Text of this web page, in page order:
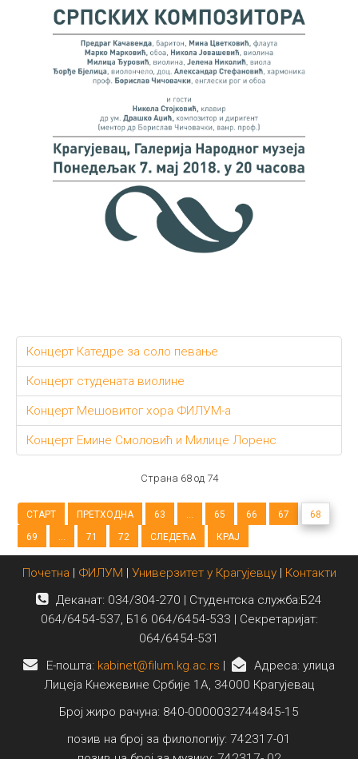
Концерт Катедре за соло певање
Концерт студената виолине
Концерт Мешовитог хора ФИЛУМ-а
Концерт Емине Смоловић и Милице Лоренс
Страна 68 од 74
СТАРТ ПРЕТХОДНА 63 ... 65 66 67
68
69
... 71 72 СЛЕДЕЋА КРАЈ
Почетна | ФИЛУМ | Универзитет у Крагујевцу| Контакти
Деканат: 034/304-270 | Студентска служба:Б24
064/6454-537, Б16 064/6454-533 | Секретаријат:
064/6454-531
E-пошта: kabinet@filum.kg.ac.rs |
Адреса: улица
Лицеја Кнежевине Србије 1А, 34000 Крагујевац
Број жиро рачуна: 840-0000032744845-15
позив на број за филологију: 742317-01